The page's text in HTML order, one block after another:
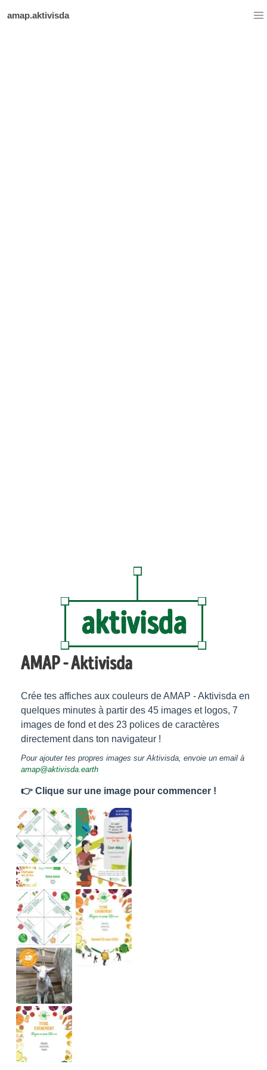
amap.aktivisda
aktivisda
AMAP - Aktivisda
Crée tes affiches aux couleurs de AMAP - Aktivisda en
quelques minutes à partir des 45 images et logos, 7
images de fond et des 23 polices de caractères
directement dans ton navigateur !
Pour ajouter tes propres images sur Aktivisda, envoie un email à
amap@aktivisda.earth
👉 Clique sur une image pour commencer !